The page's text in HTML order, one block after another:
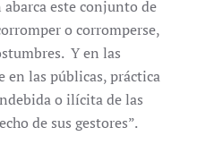
este conjunto de
o corromperse,
Y en las
en las públicas, práctica
o ilícita de las
de sus gestores”.